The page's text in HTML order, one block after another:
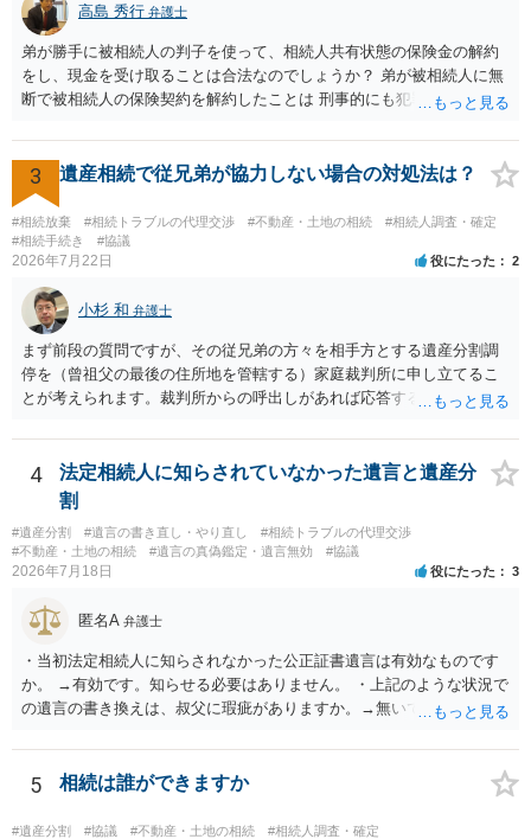
高島 秀行 弁護士
弟が勝手に被相続人の判子を使って、相続人共有状態の保険金の解約
をし、現金を受け取ることは合法なのでしょうか？ 弟が被相続人に無
断で被相続人の保険契約を解約したことは 刑事的にも犯罪となる可能
された書類のコピーを取得して、弁護士に面談で詳しい事情を話して
相談 されたら良いと思います。
3 遺産相続で従兄弟が協力しない場合の対処法は？
#相続放棄 #相続トラブルの代理交渉 #不動産・土地の相続
#相続人調査・確定
#相続手続き
#協議
2026年7月22日 役にたった 2
小杉 和 弁護士
まず前段の質問ですが、その従兄弟の方々を相手方とする遺産分割調
停を（曾祖父の最後の住所地を管轄する）家庭裁判所に申し立てるこ
とが考えられます。裁判所からの呼出しがあれば応答する可能性がま
能と思われます。時間が思った以上にないので必要書類をてきぱきと
揃える必要があります。その点是非御注意ください。
4
法定相続人に知らされていなかった遺言と遺産分
割
#遺産分割 #遺言の書き直し・やり直し
#相続トラブルの代理交渉
#不動産・土地の相続
#遺言の真偽鑑定・遺言無効 #協議
2026年7月18日 役にたった 3
匿名A 弁護士
・当初法定相続人に知らされなかった公正証書遺言は有効なものです
か。 →有効です。知らせる必要はありません。 ・上記のような状況で
の遺言の書き換えは、叔父に瑕疵がありますか。→無いです。 ・分割
ますか。 →本人が自由に決められますので、どこが妥当とは言えない
です。客観的な基準もありません。 ・できれば穏やかに、分割を拒否
することはできますか。 →分割を拒否するということは、遺産はいら
ないということでしょうか。遺言で、受取を指定されててもいらない
5 相続は誰ができますか
#遺産分割 #協議 #不動産・土地の相続
#相続人調査・確定